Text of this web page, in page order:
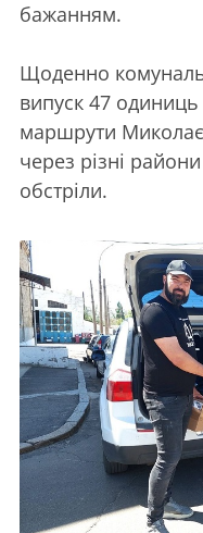
бажанням.
Щоденно
випуск 47
маршрути
через різні
обстріли.